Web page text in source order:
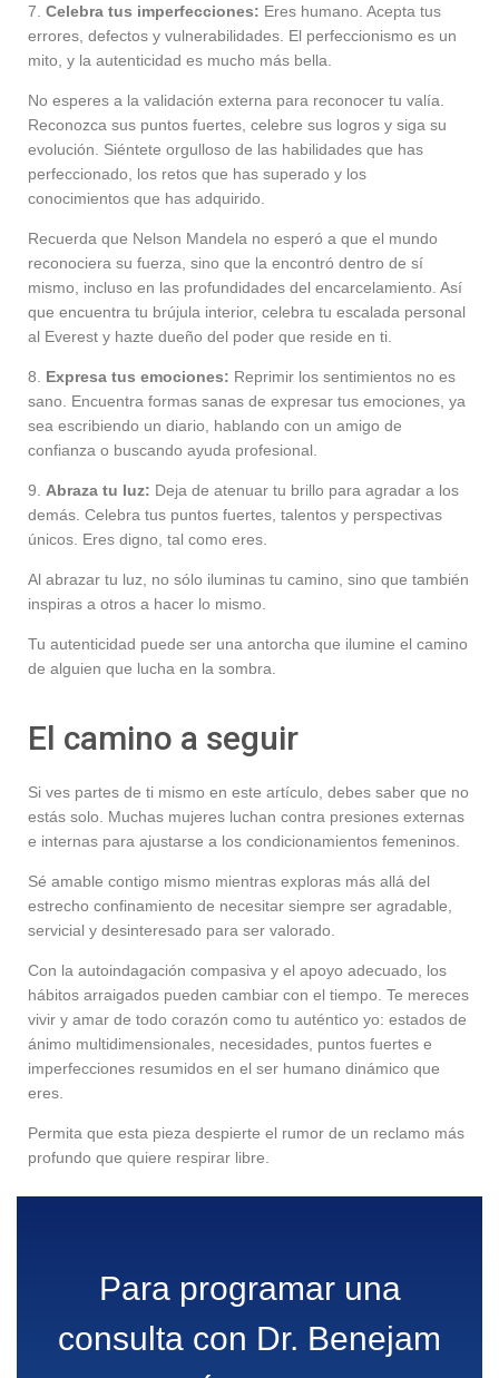
7. Celebra tus imperfecciones: Eres humano. Acepta tus
errores, defectos y vulnerabilidades. El perfeccionismo es un
mito, y la autenticidad es mucho más bella.
No esperes a la validación externa para reconocer tu valía.
Reconozca sus puntos fuertes, celebre sus logros y siga su
evolución. Siéntete orgulloso de las habilidades que has
perfeccionado, los retos que has superado y los
conocimientos que has adquirido.
Recuerda que Nelson Mandela no esperó a que el mundo
reconociera su fuerza, sino que la encontró dentro de sí
mismo, incluso en las profundidades del encarcelamiento. Así
que encuentra tu brújula interior, celebra tu escalada personal
al Everest y hazte dueño del poder que reside en ti.
8. Expresa tus emociones: Reprimir los sentimientos no es
sano. Encuentra formas sanas de expresar tus emociones, ya
sea escribiendo un diario, hablando con un amigo de
confianza o buscando ayuda profesional.
9. Abraza tu luz: Deja de atenuar tu brillo para agradar a los
demás. Celebra tus puntos fuertes, talentos y perspectivas
únicos. Eres digno, tal como eres.
Al abrazar tu luz, no sólo iluminas tu camino, sino que también
inspiras a otros a hacer lo mismo.
Tu autenticidad puede ser una antorcha que ilumine el camino
de alguien que lucha en la sombra.
El camino a seguir
Si ves partes de ti mismo en este artículo, debes saber que no
estás solo. Muchas mujeres luchan contra presiones externas
e internas para ajustarse a los condicionamientos femeninos.
Sé amable contigo mismo mientras exploras más allá del
estrecho confinamiento de necesitar siempre ser agradable,
servicial y desinteresado para ser valorado.
Con la autoindagación compasiva y el apoyo adecuado, los
hábitos arraigados pueden cambiar con el tiempo. Te mereces
vivir y amar de todo corazón como tu auténtico yo: estados de
ánimo multidimensionales, necesidades, puntos fuertes e
imperfecciones resumidos en el ser humano dinámico que
eres.
Permita que esta pieza despierte el rumor de un reclamo más
profundo que quiere respirar libre.
Para programar una
consulta con Dr. Benejam